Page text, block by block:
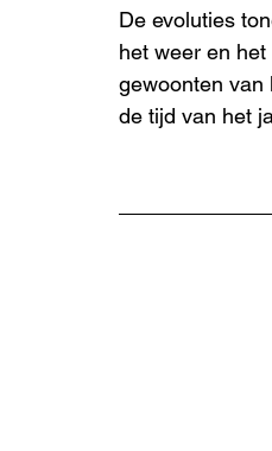
De evoluties
het weer en
gewoonten van
de tijd van het